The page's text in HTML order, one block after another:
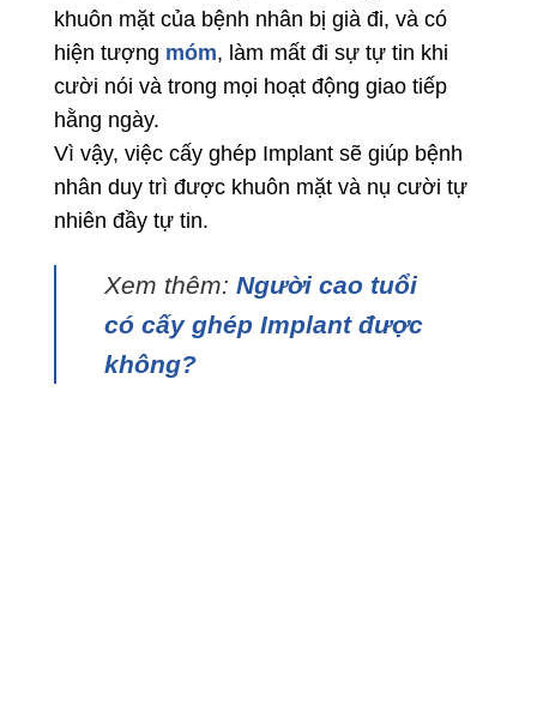
khuôn mặt của bệnh nhân bị già đi, và có
hiện tượng móm, làm mất đi sự tự tin khi
cười nói và trong mọi hoạt động giao tiếp
hằng ngày.
Vì vậy, việc cấy ghép Implant sẽ giúp bệnh
nhân duy trì được khuôn mặt và nụ cười tự
nhiên đầy tự tin.
Xem thêm: Người cao tuổi
có cấy ghép Implant được
không?